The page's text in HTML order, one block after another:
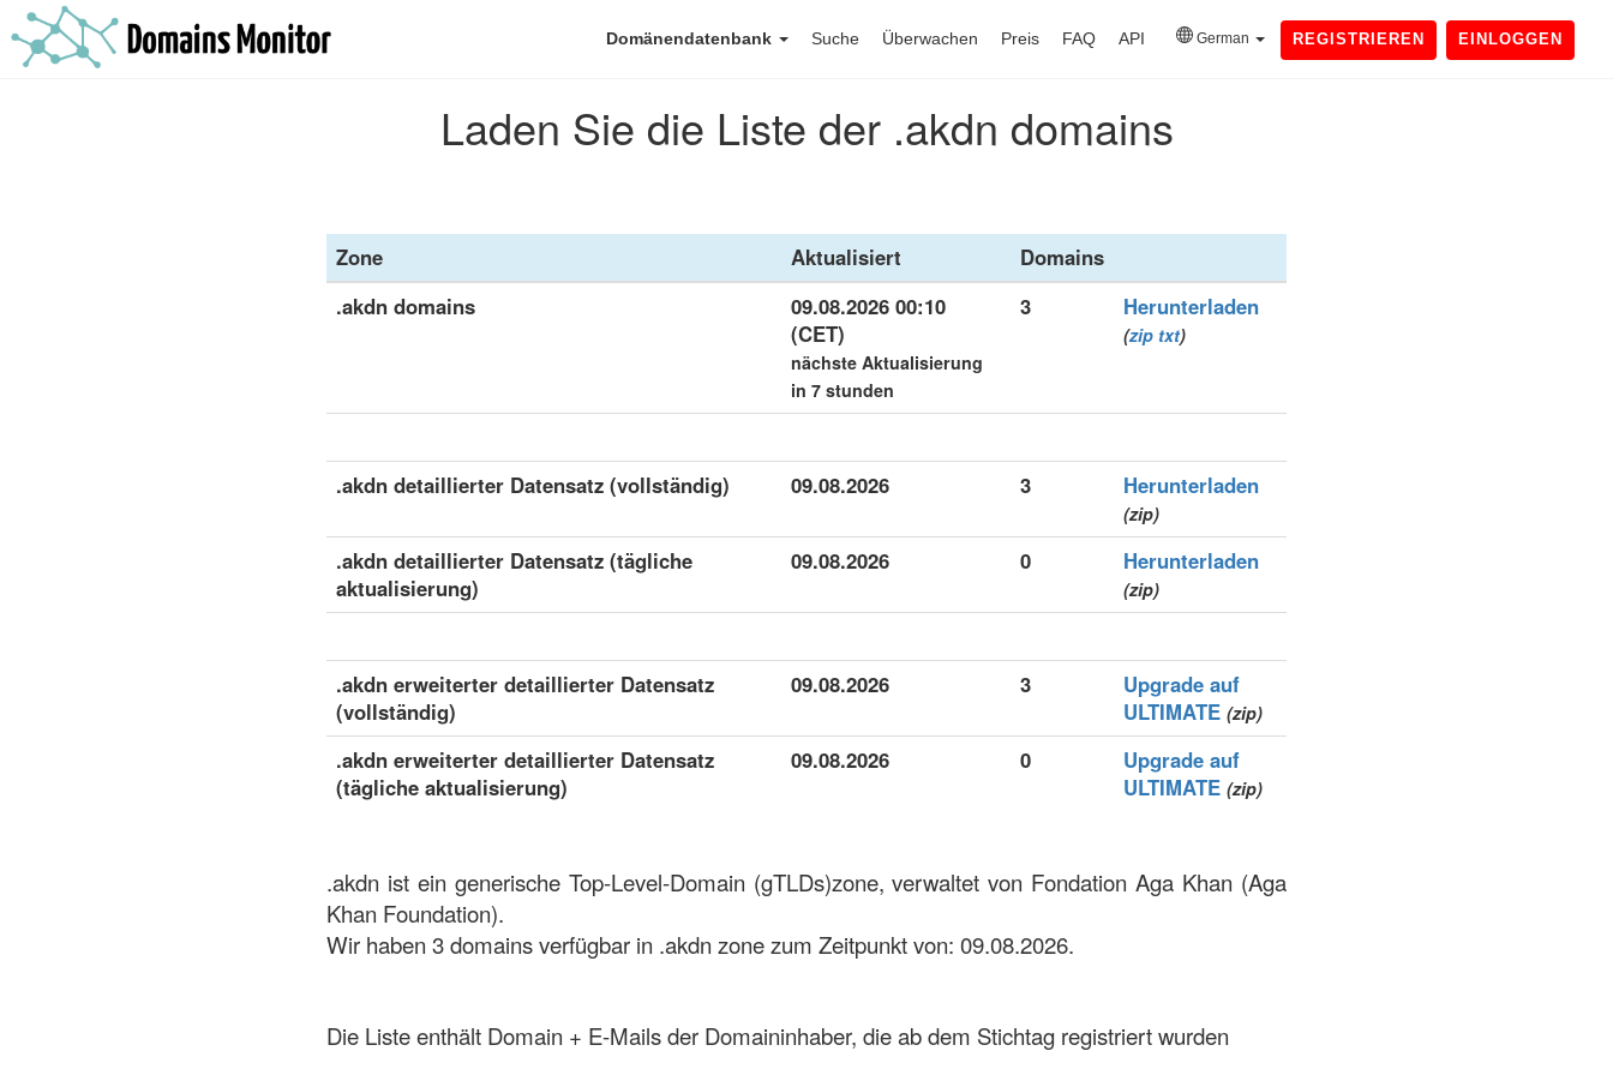
Domänendatenbank Suche Überwachen Preis FAQ API German REGISTRIEREN EINLOGGEN
Laden Sie die Liste der .akdn domains
Zone Aktualisiert
Domains
.akdn domains
09.08.2026 00:10
(CET)
nächste Aktualisierung
in 7 stunden
3 Herunterladen
(zip txt)
.akdn detaillierter Datensatz (vollständig) 09.08.2026 3 Herunterladen
(zip)
.akdn detaillierter Datensatz (tägliche
aktualisierung)
09.08.2026 0 Herunterladen
(zip)
.akdn erweiterter detaillierter Datensatz
(vollständig)
09.08.2026 3
Upgrade auf
ULTIMATE (zip)
.akdn erweiterter detaillierter Datensatz
(tägliche aktualisierung)
09.08.2026 0
Upgrade auf
ULTIMATE (zip)
.akdn ist ein generische Top-Level-Domain (gTLDs)zone, verwaltet von Fondation Aga Khan (Aga
Khan Foundation).
Wir haben 3 domains verfügbar in .akdn zone zum Zeitpunkt von: 09.08.2026.
Die Liste enthält Domain + E-Mails der Domaininhaber, die ab dem Stichtag registriert wurden